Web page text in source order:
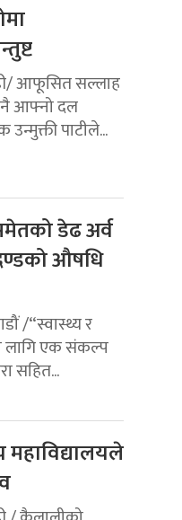
आफूसित सल्लाह
आफ्नो दल
उन्मुक्ती पाटीले...
डेढ अर्व
औषधि
/“स्वास्थ्य र
लागि एक संकल्प
सहित...